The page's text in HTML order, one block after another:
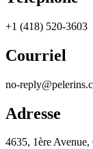
+1 (418) 520-3603
Courriel
no-
Adresse
4635, 1ère